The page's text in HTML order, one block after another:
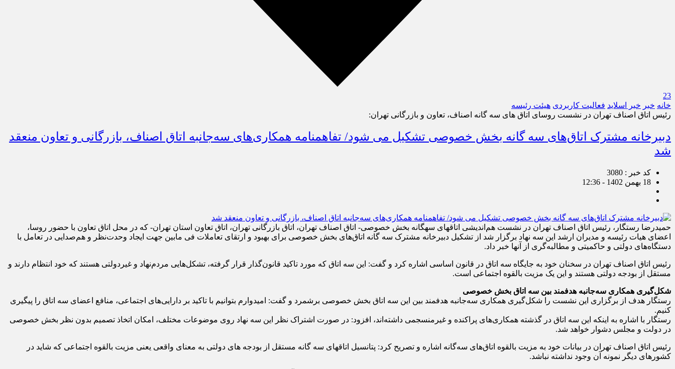
23
خانه خبر خبر اسلايد فعالیت کاربردی هیئت رئیسه
رئیس اتاق اصناف تهران در نشست روسای اتاق های سه گانه اصناف، تعاون و بازرگانی تهران:
دبیرخانه مشترک اتاق‌های سه گانه بخش خصوصی تشکیل می شود/ تفاهم‎نامه‌ همکاری‌های سه‌جانبه اتاق اصناف، بازرگانی و تعاون منعقد
شد
کد خبر : 3080
18 بهمن 1402 - 12:36
حمیدرضا رستگار، رئیس اتاق اصناف تهران در نشست هم‌اندیشی اتاق‎های سه‎گانه بخش خصوصی- اتاق اصناف تهران، اتاق بازرگانی تهران، اتاق تعاون استان تهران- که در محل اتاق تعاون با حضور روسا،
اعضای هیات رئیسه و مدیران ارشد این سه نهاد برگزار شد از تشکیل دبیرخانه مشترک سه گانه اتاق‌های بخش خصوصی برای بهبود و ارتقای تعاملات فی مابین جهت ایجاد وحدت‌نظر و هم‌صدایی در تعامل با
دستگاه‌های دولتی و حاکمیتی و مطالبه‌گری از آنها خبر داد.
رئیس اتاق اصناف تهران در سخنان خود به جایگاه سه اتاق در قانون اساسی اشاره کرد و گفت: این سه اتاق که مورد تاکید قانون‌گذار قرار گرفته، تشکل‌هایی مردم‌نهاد و غیردولتی هستند که خود انتظام دارند و
مستقل از بودجه دولتی هستند و این یک مزیت بالقوه اجتماعی است.
شکل‌گیری همکاری سه‌جانبه هدفمند بین سه اتاق بخش خصوصی
رستگار هدف از برگزاری این نشست را شکل‌گیری همکاری سه‌جانبه هدفمند بین این سه اتاق بخش خصوصی برشمرد و گفت: امیدوارم بتوانیم با تاکید بر دارایی‌های اجتماعی، منافع اعضای سه اتاق را پیگیری
کنیم.
رستگار با اشاره به اینکه این سه اتاق در گذشته همکاری‌های پراکنده و غیرمنسجمی داشته‌اند، افزود: در صورت اشتراک نظر این سه نهاد روی موضوعات مختلف، امکان اتخاذ تصمیم بدون نظر بخش خصوصی
در دولت و مجلس دشوار خواهد شد.
رئیس اتاق اصناف تهران در بیانات خود به مزیت بالقوه اتاق‌های سه‌گانه اشاره و تصریح کرد: پتانسیل اتاق‎های سه گانه مستقل از بودجه های دولتی به معنای واقعی یعنی مزیت بالقوه اجتماعی که شاید در
کشورهای دیگر نمونه آن وجود نداشته نباشد.